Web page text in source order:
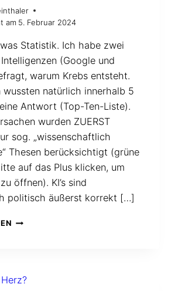
am 5. Februar 2024
Statistik. Ich habe zwei
(Google und
warum Krebs entsteht.
wussten natürlich innerhalb 5
Antwort (Top-Ten-Liste).
wurden ZUERST
sog. „wissenschaftlich
Thesen berücksichtigt (grüne
auf das Plus klicken, um
öffnen). KI’s sind
politisch äußerst korrekt […]
WARUM
REDE